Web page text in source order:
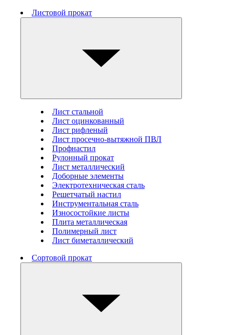
Листовой прокат
Лист стальной
Лист оцинкованный
Лист рифленый
Лист просечно-вытяжной ПВЛ
Профнастил
Рулонный прокат
Лист металлический
Доборные элементы
Электротехническая сталь
Решетчатый настил
Инструментальная сталь
Износостойкие листы
Плита металлическая
Полимерный лист
Лист биметаллический
Сортовой прокат